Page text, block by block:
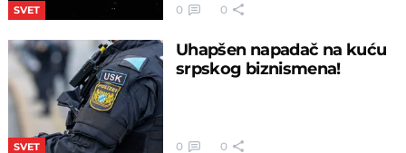
SVET 0 0
SVET
Uhapšen napadač na kuću
srpskog biznismena!
0 0